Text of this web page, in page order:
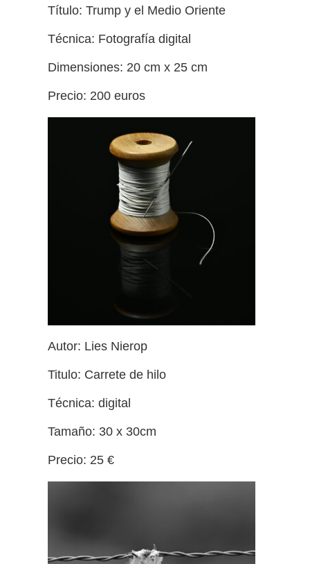
Título: Trump y el Medio Oriente
Técnica: Fotografía digital
Dimensiones: 20 cm x 25 cm
Precio: 200 euros
Autor: Lies Nierop
Titulo: Carrete de hilo
Técnica: digital
Tamaño: 30 x 30cm
Precio: 25 €